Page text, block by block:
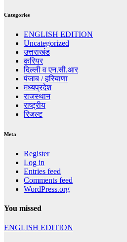
Categories
ENGLISH EDITION
Uncategorized
उत्तराखंड
करियर
दिल्ली व एन.सी.आर
पंजाब / हरियाणा
मध्यप्रदेश
राजस्थान
राष्ट्रीय
रिजल्ट
Meta
Register
Log in
Entries feed
Comments feed
WordPress.org
You missed
ENGLISH EDITION